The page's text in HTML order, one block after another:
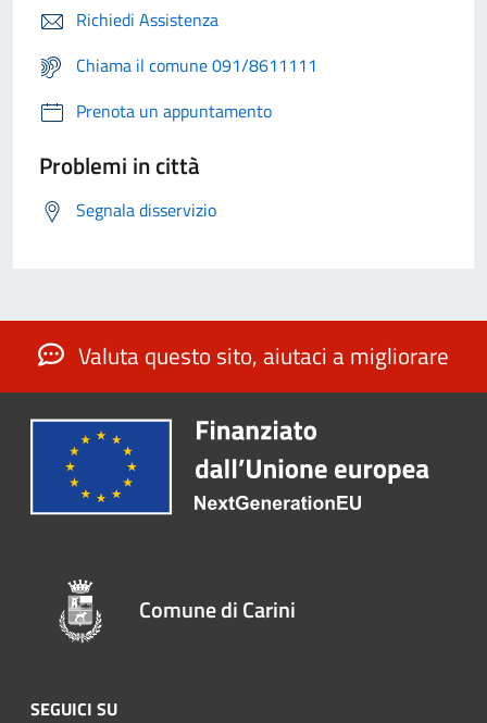
Richiedi Assistenza
Chiama il comune 091/8611111
Prenota un appuntamento
Problemi in città
Segnala disservizio
Valuta questo sito, aiutaci a migliorare
Comune di Carini
SEGUICI SU